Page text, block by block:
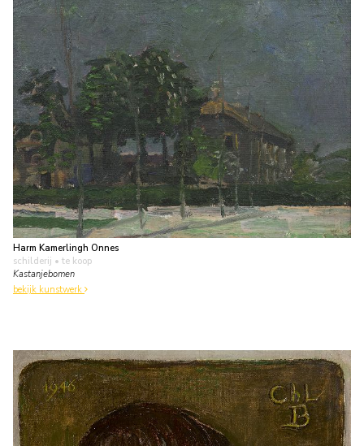
Harm Kamerlingh Onnes
schilderij • te koop
Kastanjebomen
bekijk kunstwerk